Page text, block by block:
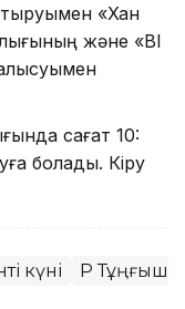
«Хан
және «BI
сағат 10:
болады. Кіру
күні ҚР Тұңғыш